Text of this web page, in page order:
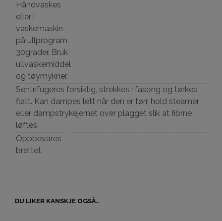
Håndvaskes
eller i
vaskemaskin
på ullprogram
30grader. Bruk
ullvaskemiddel
og tøymykner.
Sentrifugeres forsiktig, strekkes i fasong og tørkes
flatt. Kan dampes lett når den er tørr, hold steamer
eller dampstrykejernet over plagget slik at fibrne
løftes.
Oppbevares
brettet.
DU LIKER KANSKJE OGSÅ…